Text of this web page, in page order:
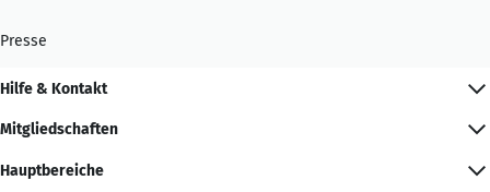
Presse
Hilfe & Kontakt
Mitgliedschaften
Hauptbereiche